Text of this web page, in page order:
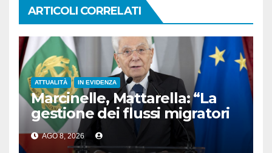
ARTICOLI CORRELATI
ATTUALITÀ IN EVIDENZA
Marcinelle, Mattarella: “La
gestione dei flussi migratori
rispetti la dignità delle
persone”
AGO 8, 2026